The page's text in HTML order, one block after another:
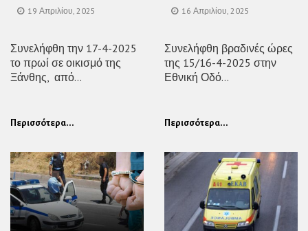
19 Απριλίου, 2025
Συνελήφθη την 17-4-2025
το πρωί σε οικισμό της
Ξάνθης, από...
Περισσότερα...
16 Απριλίου, 2025
Συνελήφθη βραδινές ώρες
της 15/16-4-2025 στην
Εθνική Οδό...
Περισσότερα...